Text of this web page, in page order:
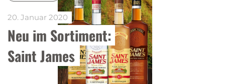
Neu im Sortiment:
Saint James
20. Januar 2020